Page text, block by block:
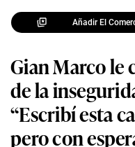
Añadir El
Gian Marco le
de la
“Escribí esta
pero con